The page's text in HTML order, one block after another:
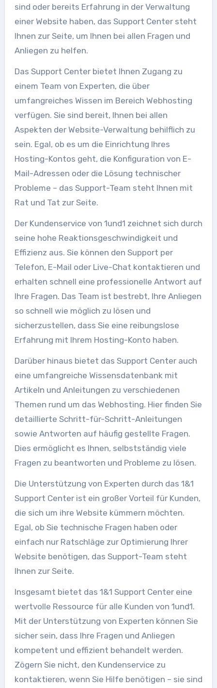
sind oder bereits Erfahrung in der Verwaltung
einer Website haben, das Support Center steht
Ihnen zur Seite, um Ihnen bei allen Fragen und
Anliegen zu helfen.
Das Support Center bietet Ihnen Zugang zu
einem Team von Experten, die über
umfangreiches Wissen im Bereich Webhosting
verfügen. Sie sind bereit, Ihnen bei allen
Aspekten der Website-Verwaltung behilflich zu
sein. Egal, ob es um die Einrichtung Ihres
Hosting-Kontos geht, die Konfiguration von E-
Mail-Adressen oder die Lösung technischer
Probleme – das Support-Team steht Ihnen mit
Rat und Tat zur Seite.
Der Kundenservice von 1und1 zeichnet sich durch
seine hohe Reaktionsgeschwindigkeit und
Effizienz aus. Sie können den Support per
Telefon, E-Mail oder Live-Chat kontaktieren und
erhalten schnell eine professionelle Antwort auf
Ihre Fragen. Das Team ist bestrebt, Ihre Anliegen
so schnell wie möglich zu lösen und
sicherzustellen, dass Sie eine reibungslose
Erfahrung mit Ihrem Hosting-Konto haben.
Darüber hinaus bietet das Support Center auch
eine umfangreiche Wissensdatenbank mit
Artikeln und Anleitungen zu verschiedenen
Themen rund um das Webhosting. Hier finden Sie
detaillierte Schritt-für-Schritt-Anleitungen
sowie Antworten auf häufig gestellte Fragen.
Dies ermöglicht es Ihnen, selbstständig viele
Fragen zu beantworten und Probleme zu lösen.
Die Unterstützung von Experten durch das 1&1
Support Center ist ein großer Vorteil für Kunden,
die sich um ihre Website kümmern möchten.
Egal, ob Sie technische Fragen haben oder
einfach nur Ratschläge zur Optimierung Ihrer
Website benötigen, das Support-Team steht
Ihnen zur Seite.
Insgesamt bietet das 1&1 Support Center eine
wertvolle Ressource für alle Kunden von 1und1.
Mit der Unterstützung von Experten können Sie
sicher sein, dass Ihre Fragen und Anliegen
kompetent und effizient behandelt werden.
Zögern Sie nicht, den Kundenservice zu
kontaktieren, wenn Sie Hilfe benötigen – sie sind